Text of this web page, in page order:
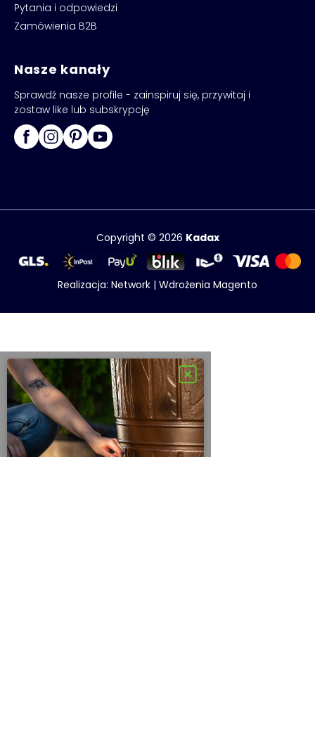
Pytania i odpowiedzi
Zamówienia B2B
Nasze kanały
Sprawdź nasze profile - zainspiruj się, przywitaj i
zostaw like lub subskrypcję
Copyright © 2026 Kadax
Realizacja: Network | Wdrożenia Magento